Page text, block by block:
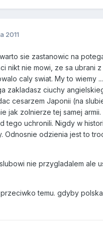
2011
sie zastanowic na
nikt nie mowi, ze sa ubrani
caly swiat. My to wiemy
zakladasz ciuchy
cesarzem Japonii (na
jak zolnierze tej samej
tego uchronili. Nigdy w
Odnosnie odzienia jest to
nie przygladalem ale
temu. gdyby